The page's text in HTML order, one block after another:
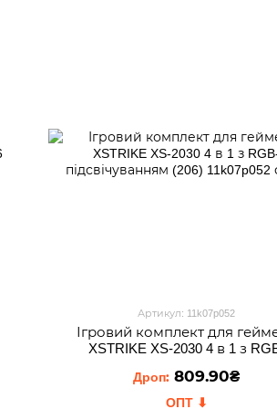
Артикул: 11k07p052
Ігровий комплект для
XSTRIKE XS-2030 4 в 1 з
809.90₴